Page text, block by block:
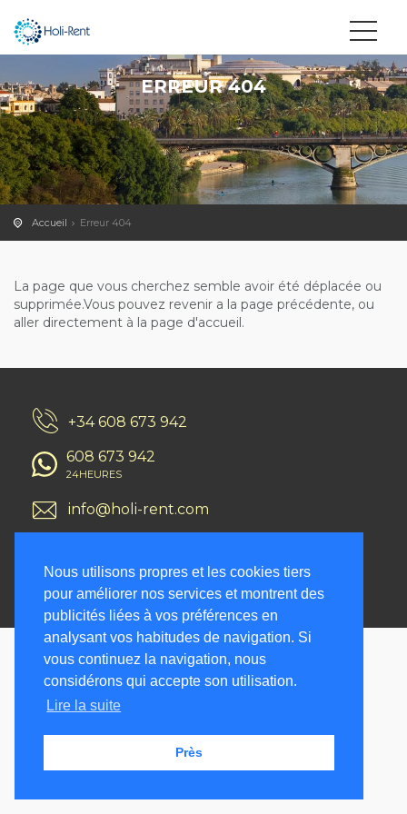
Nous utilisons propres et les cookies tiers
pour améliorer nos services et montrent des
publicités liées à vos préférences en
analysant vos habitudes de navigation. Si
vous continuez la navigation, nous
considérons qui accepte son utilisation.
Lire la suite
Près
ERREUR 404
Accueil Erreur 404
La page que vous cherchez semble avoir été déplacée ou
supprimée.Vous pouvez revenir a la page précédente, ou
aller directement à la page d'accueil.
+34 608 673 942
608 673 942
24HEURES
info@holi-rent.com
© Holi-Rent 2026. Tous droits réservés -Avis légal-Politique de
confidentialité-Conditions générales -Politique de cookies